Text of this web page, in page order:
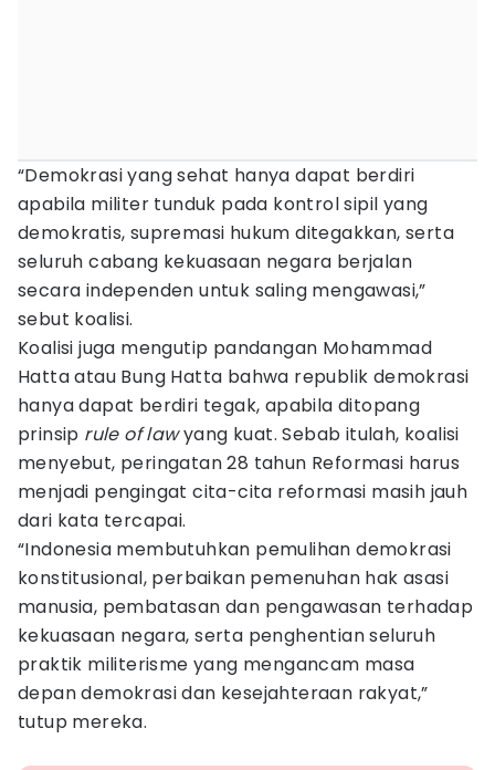
“Demokrasi yang sehat hanya dapat berdiri
apabila militer tunduk pada kontrol sipil yang
demokratis, supremasi hukum ditegakkan, serta
seluruh cabang kekuasaan negara berjalan
secara independen untuk saling mengawasi,”
sebut koalisi.
Koalisi juga mengutip pandangan Mohammad
Hatta atau Bung Hatta bahwa republik demokrasi
hanya dapat berdiri tegak, apabila ditopang
prinsip rule of lawyang kuat. Sebab itulah, koalisi
menyebut, peringatan 28 tahun Reformasi harus
menjadi pengingat cita-cita reformasi masih jauh
dari kata tercapai.
“Indonesia membutuhkan pemulihan demokrasi
konstitusional, perbaikan pemenuhan hak asasi
manusia, pembatasan dan pengawasan terhadap
kekuasaan negara, serta penghentian seluruh
praktik militerisme yang mengancam masa
depan demokrasi dan kesejahteraan rakyat,”
tutup mereka.